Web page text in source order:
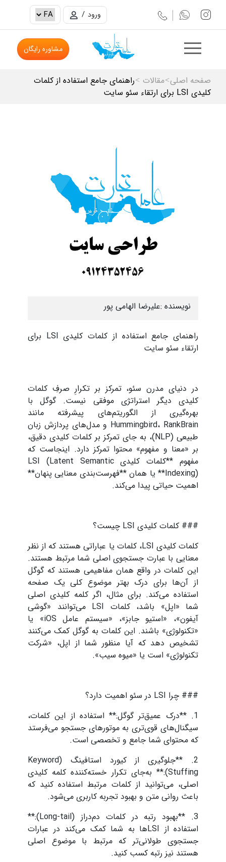
ورود /
مشاوره رایگان
صفحه اصلی>مقالات >راهنمای جامع استفاده از کلمات
کلیدی LSI برای ارتقاء سئو سایت
نویسنده :علیرضا الهامی پور
راهنمای جامع استفاده از کلمات کلیدی LSI برای
ارتقاء سئو سایت
در دنیای مدرن سئو، تمرکز بر تکرارِ صرفِ کلمات
کلیدی دیگر استراتژی موفقی نیست. گوگل با
بهره‌گیری از الگوریتم‌های پیشرفته مانند
Hummingbird، RankBrain و مدل‌های پردازش زبان
طبیعی (NLP)، به جای تمرکز بر کلمات کلیدی دقیق،
بر «معنا و مفهوم» محتوا تمرکز دارد. اینجاست که
مفهوم **کلمات کلیدی LSI (Latent Semantic
Indexing)** یا همان **فهرست‌بندی معنایی پنهان**
اهمیت حیاتی پیدا می‌کند.
### کلمات کلیدی LSI چیست؟
کلمات کلیدی LSI، کلمات یا عباراتی هستند که از نظر
معنایی با عبارت جستجوی اصلی شما مرتبط هستند.
این کلمات در واقع همان مفاهیمی هستند که گوگل
از آن‌ها برای درک بهتر موضوع کلی یک صفحه
استفاده می‌کند. برای مثال، اگر کلمه کلیدی اصلی
شما «اپل» باشد، کلمات LSI می‌توانند «گوشی
آیفون»، «استیو جابز»، «سیستم عامل iOS» یا
«تکنولوژی» باشند. این کلمات به گوگل کمک می‌کنند
تشخیص دهد که آیا منظور شما از اپل، «شرکت
تکنولوژی» است یا «میوه سیب».
### چرا LSI در سئو اهمیت دارد؟
1. **درک عمیق‌تر گوگل:** استفاده از این کلمات،
سیگنال‌های قوی‌تری به موتورهای جستجو می‌فرستد
که محتوای شما جامع و تخصصی است.
2. **جلوگیری از کیورد استافینگ (Keyword
Stuffing):** به‌جای تکرار خسته‌کننده کلمه کلیدی
اصلی، می‌توانید از کلمات مرتبط استفاده کنید که
باعث روانی متن و بهبود تجربه کاربری می‌شود.
3. **بهبود رتبه در کلمات دم‌دراز (Long-tail):**
استفاده از LSIها به شما کمک می‌کند در عبارات
جستجوی طولانی‌تر که مرتبط با موضوع اصلی
هستند نیز رتبه کسب کنید.